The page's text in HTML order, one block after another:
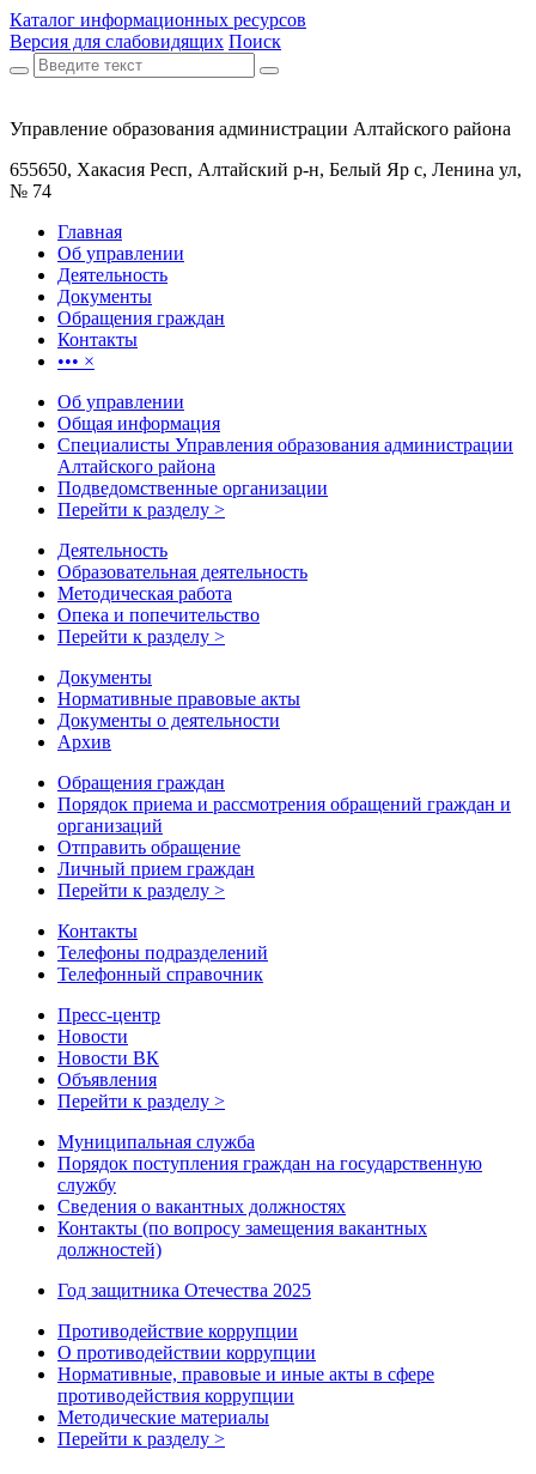
Каталог информационных ресурсов
Версия для слабовидящих Поиск
Управление образования администрации Алтайского района
655650, Хакасия Респ, Алтайский р-н, Белый Яр с, Ленина ул,
№ 74
Главная
Об управлении
Деятельность
Документы
Обращения граждан
Контакты
••• ×
Об управлении
Общая информация
Специалисты Управления образования администрации
Алтайского района
Подведомственные организации
Перейти к разделу >
Деятельность
Образовательная деятельность
Методическая работа
Опека и попечительство
Перейти к разделу >
Документы
Нормативные правовые акты
Документы о деятельности
Архив
Обращения граждан
Порядок приема и рассмотрения обращений граждан и
организаций
Отправить обращение
Личный прием граждан
Перейти к разделу >
Контакты
Телефоны подразделений
Телефонный справочник
Пресс-центр
Новости
Новости ВК
Объявления
Перейти к разделу >
Муниципальная служба
Порядок поступления граждан на государственную
службу
Сведения о вакантных должностях
Контакты (по вопросу замещения вакантных
должностей)
Год защитника Отечества 2025
Противодействие коррупции
О противодействии коррупции
Нормативные, правовые и иные акты в сфере
противодействия коррупции
Методические материалы
Перейти к разделу >